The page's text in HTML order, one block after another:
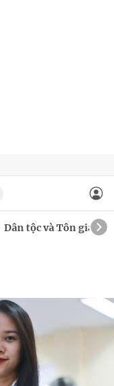
Dân tộc và Tôn giáo